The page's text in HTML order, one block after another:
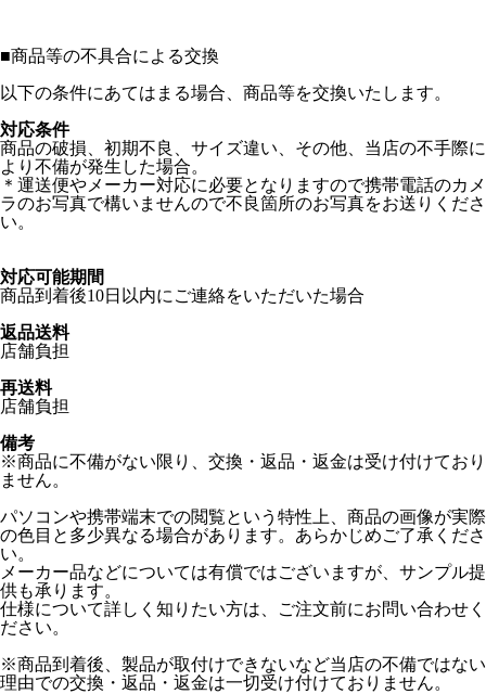
■商品等の不具合による交換
以下の条件にあてはまる場合、商品等を交換いたします。
対応条件
商品の破損、初期不良、サイズ違い、その他、当店の不手際に
より不備が発生した場合。
＊運送便やメーカー対応に必要となりますので携帯電話のカメ
ラのお写真で構いませんので不良箇所のお写真をお送りくださ
い。
対応可能期間
商品到着後10日以内にご連絡をいただいた場合
返品送料
店舗負担
再送料
店舗負担
備考
※商品に不備がない限り、交換・返品・返金は受け付けており
ません。
パソコンや携帯端末での閲覧という特性上、商品の画像が実際
の色目と多少異なる場合があります。あらかじめご了承くださ
い。
メーカー品などについては有償ではございますが、サンプル提
供も承ります。
仕様について詳しく知りたい方は、ご注文前にお問い合わせく
ださい。
※商品到着後、製品が取付けできないなど当店の不備ではない
理由での交換・返品・返金は一切受け付けておりません。